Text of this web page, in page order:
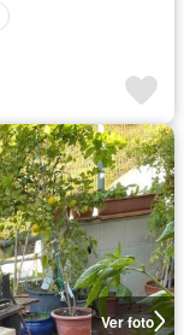
Ver foto